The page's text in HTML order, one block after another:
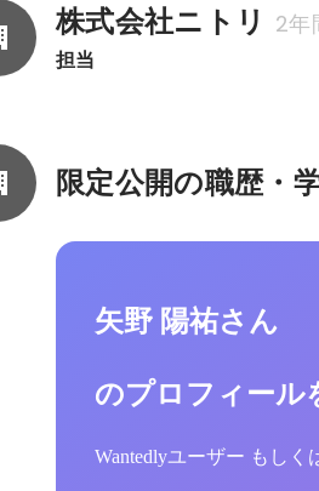
株式会社ニトリ 2年
担当
限定公開の職歴・
矢野 陽祐さん
のプロフィール
Wantedlyユーザー もし